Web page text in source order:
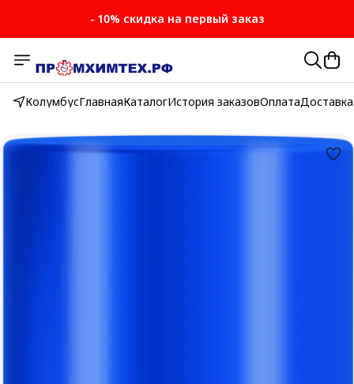
- 10% скидка на первый заказ
КолумбусГлавнаяКаталогИстория заказовОплатаДоставка